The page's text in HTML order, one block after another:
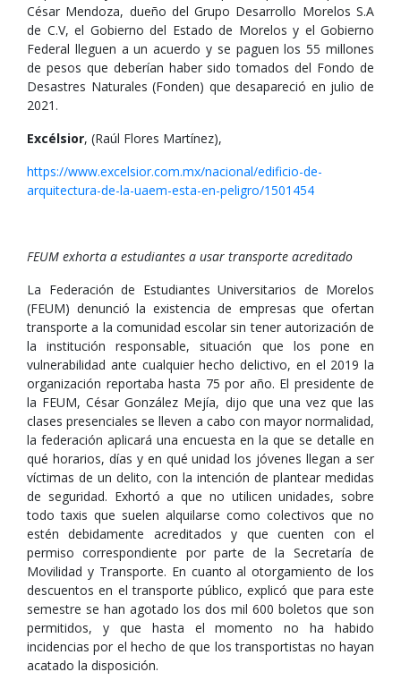
César Mendoza, dueño del Grupo Desarrollo Morelos S.A
de C.V, el Gobierno del Estado de Morelos y el Gobierno
Federal lleguen a un acuerdo y se paguen los 55 millones
de pesos que deberían haber sido tomados del Fondo de
Desastres Naturales (Fonden) que desapareció en julio de
2021.
Excélsior, (Raúl Flores Martínez),
https://www.excelsior.com.mx/nacional/edificio-de-
arquitectura-de-la-uaem-esta-en-peligro/1501454
FEUM exhorta a estudiantes a usar transporte acreditado
La Federación de Estudiantes Universitarios de Morelos
(FEUM) denunció la existencia de empresas que ofertan
transporte a la comunidad escolar sin tener autorización de
la institución responsable, situación que los pone en
vulnerabilidad ante cualquier hecho delictivo, en el 2019 la
organización reportaba hasta 75 por año. El presidente de
la FEUM, César González Mejía, dijo que una vez que las
clases presenciales se lleven a cabo con mayor normalidad,
la federación aplicará una encuesta en la que se detalle en
qué horarios, días y en qué unidad los jóvenes llegan a ser
víctimas de un delito, con la intención de plantear medidas
de seguridad. Exhortó a que no utilicen unidades, sobre
todo taxis que suelen alquilarse como colectivos que no
estén debidamente acreditados y que cuenten con el
permiso correspondiente por parte de la Secretaría de
Movilidad y Transporte. En cuanto al otorgamiento de los
descuentos en el transporte público, explicó que para este
semestre se han agotado los dos mil 600 boletos que son
permitidos, y que hasta el momento no ha habido
incidencias por el hecho de que los transportistas no hayan
acatado la disposición.